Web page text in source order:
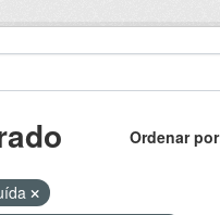
Ordenar por